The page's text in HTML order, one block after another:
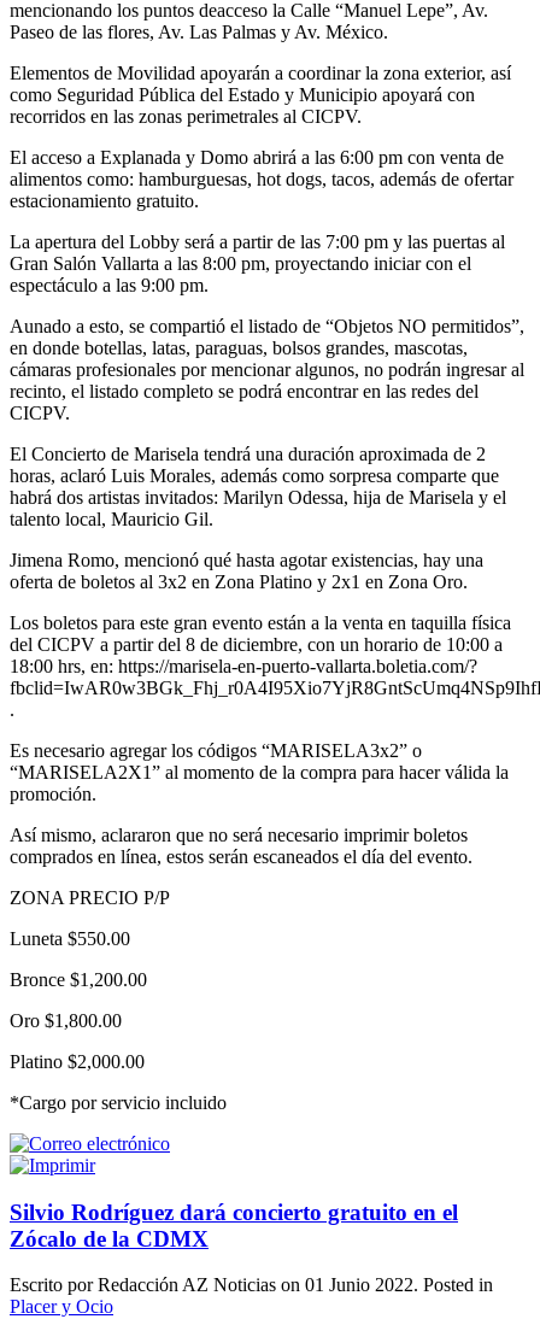
mencionando los puntos deacceso la Calle “Manuel Lepe”, Av.
Paseo de las flores, Av. Las Palmas y Av. México.
Elementos de Movilidad apoyarán a coordinar la zona exterior, así
como Seguridad Pública del Estado y Municipio apoyará con
recorridos en las zonas perimetrales al CICPV.
El acceso a Explanada y Domo abrirá a las 6:00 pm con venta de
alimentos como: hamburguesas, hot dogs, tacos, además de ofertar
estacionamiento gratuito.
La apertura del Lobby será a partir de las 7:00 pm y las puertas al
Gran Salón Vallarta a las 8:00 pm, proyectando iniciar con el
espectáculo a las 9:00 pm.
Aunado a esto, se compartió el listado de “Objetos NO permitidos”,
en donde botellas, latas, paraguas, bolsos grandes, mascotas,
cámaras profesionales por mencionar algunos, no podrán ingresar al
recinto, el listado completo se podrá encontrar en las redes del
CICPV.
El Concierto de Marisela tendrá una duración aproximada de 2
horas, aclaró Luis Morales, además como sorpresa comparte que
habrá dos artistas invitados: Marilyn Odessa, hija de Marisela y el
talento local, Mauricio Gil.
Jimena Romo, mencionó qué hasta agotar existencias, hay una
oferta de boletos al 3x2 en Zona Platino y 2x1 en Zona Oro.
Los boletos para este gran evento están a la venta en taquilla física
del CICPV a partir del 8 de diciembre, con un horario de 10:00 a
18:00 hrs, en: https://marisela-en-puerto-vallarta.boletia.com/?
.
Es necesario agregar los códigos “MARISELA3x2” o
“MARISELA2X1” al momento de la compra para hacer válida la
promoción.
Así mismo, aclararon que no será necesario imprimir boletos
comprados en línea, estos serán escaneados el día del evento.
ZONA PRECIO P/P
Luneta $550.00
Bronce $1,200.00
Oro $1,800.00
Platino $2,000.00
*Cargo por servicio incluido
Silvio Rodríguez dará concierto gratuito en el
Zócalo de la CDMX
Escrito por Redacción AZ Noticias on 01 Junio 2022. Posted in
Placer y Ocio